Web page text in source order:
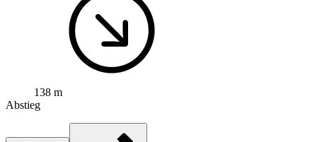
138 m
Abstieg